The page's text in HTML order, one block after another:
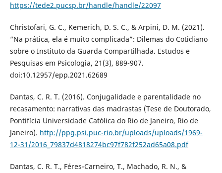
https://tede2.pucsp.br/handle/handle/22097
Christofari, G. C., Kemerich, D. S. C., & Arpini, D. M. (2021).
“Na prática, ela é muito complicada”: Dilemas do Cotidiano
sobre o Instituto da Guarda Compartilhada. Estudos e
Pesquisas em Psicologia, 21(3), 889-907.
doi:10.12957/epp.2021.62689
Dantas, C. R. T. (2016). Conjugalidade e parentalidade no
recasamento: narrativas das madrastas (Tese de Doutorado,
Pontifícia Universidade Católica do Rio de Janeiro, Rio de
Janeiro). http://ppg.psi.puc-rio.br/uploads/uploads/1969-
12-31/2016_79837d4818274bc97f782f252ad65a08.pdf
Dantas, C. R. T., Féres-Carneiro, T., Machado, R. N., &